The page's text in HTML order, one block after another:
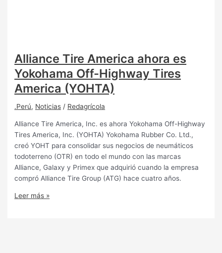
Alliance Tire America ahora es
Yokohama Off-Highway Tires
America (YOHTA)
.Perú, Noticias / Redagrícola
Alliance Tire America, Inc. es ahora Yokohama Off-Highway
Tires America, Inc. (YOHTA) Yokohama Rubber Co. Ltd.,
creó YOHT para consolidar sus negocios de neumáticos
todoterreno (OTR) en todo el mundo con las marcas
Alliance, Galaxy y Primex que adquirió cuando la empresa
compró Alliance Tire Group (ATG) hace cuatro años.
Leer más »